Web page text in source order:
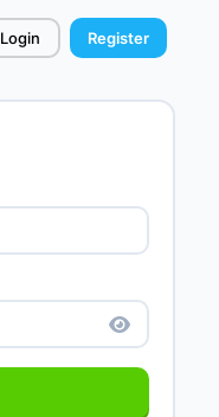
Login Register